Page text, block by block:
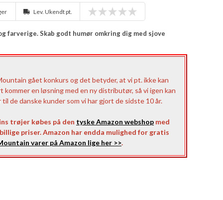
Lev. Ukendt pt.
farverige. Skab godt humør omkring dig med sjove
gået konkurs og det betyder, at vi pt. ikke kan
kommer en løsning med en ny distributør, så vi igen kan
de danske kunder som vi har gjort de sidste 10 år.
trøjer købes på den tyske Amazon webshop med
priser. Amazon har endda mulighed for gratis
varer på Amazon lige her >>.